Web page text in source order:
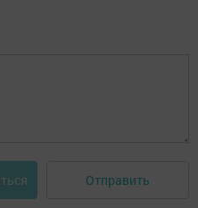
Отправить